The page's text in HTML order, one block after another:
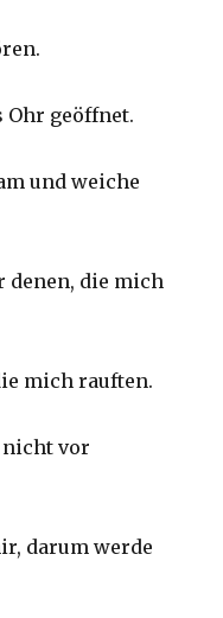
Ohr geöffnet.
und weiche
denen, die mich
mich rauften.
vor
darum werde